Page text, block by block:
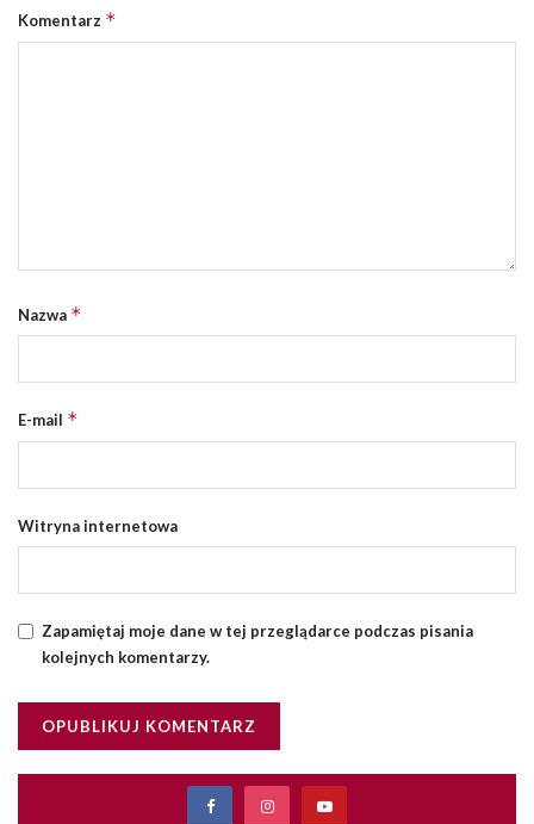
Komentarz *
Nazwa *
E-mail *
Witryna internetowa
Zapamiętaj moje dane w tej przeglądarce podczas pisania
kolejnych komentarzy.